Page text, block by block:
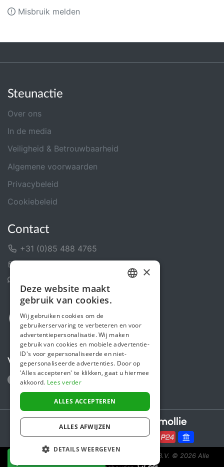
Misbruik melden
Steunactie
Over ons
In de media
Veiligheid & Betrouwbaarheid
Algemene voorwaarden
Privacybeleid
Cookiebeleid
Contact
+31 (0)85 488 4765
Volg ons
Secure payments powered by
Steunactie is een initiatief van Sponsor Europe B.V. © 2026 Alle
ENGLISH
×
Deze website maakt
gebruik van cookies.
Wij gebruiken cookies om de
gebruikerservaring te verbeteren en voor
advertentiepersonalisatie. Wij maken
gebruik van cookies en mobiele advertentie-
ID's voor gepersonaliseerde en niet-
gepersonaliseerde advertenties. Door op
'Alles accepteren' te klikken, gaat u hiermee
akkoord. Lees verder
ALLES ACCEPTEREN
ALLES AFWIJZEN
DETAILS WEERGEVEN